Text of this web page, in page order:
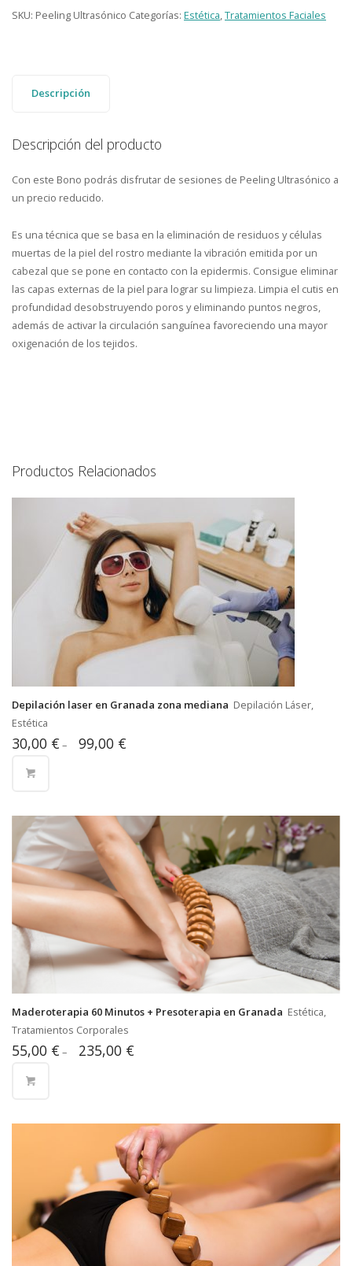
SKU: Peeling Ultrasónico Categorías: Estética,Tratamientos Faciales
Descripción
Descripción del producto
Con este Bono podrás disfrutar de sesiones de Peeling Ultrasónico a
un precio reducido.
Es una técnica que se basa en la eliminación de residuos y células
muertas de la piel del rostro mediante la vibración emitida por un
cabezal que se pone en contacto con la epidermis. Consigue eliminar
las capas externas de la piel para lograr su limpieza. Limpia el cutis en
profundidad desobstruyendo poros y eliminando puntos negros,
además de activar la circulación sanguínea favoreciendo una mayor
oxigenación de los tejidos.
Productos Relacionados
Depilación laser en Granada zona mediana Depilación Láser,
Estética
30,00 € – 99,00 €
Maderoterapia 60 Minutos + Presoterapia en Granada Estética,
Tratamientos Corporales
55,00 € – 235,00 €